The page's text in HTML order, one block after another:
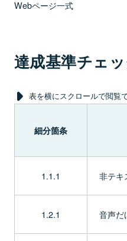
Webページ一式
達成基準チェ
表を横にスクロールで閲覧
細分箇条
1.1.1 非テキ
1.2.1 音声だ